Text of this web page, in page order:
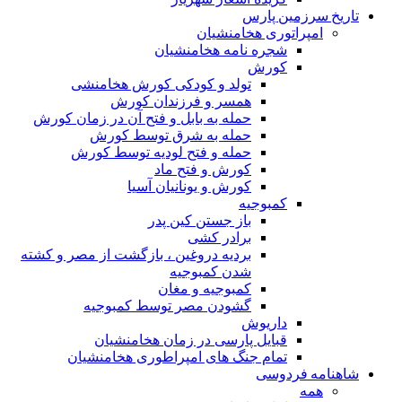
تاریخ سرزمین پارس
امپراتوری هخامنشیان
شجره نامه هخامنشیان
کورش
تولد و کودکی کورش هخامنشی
همسر و فرزندان کورش
حمله به بابل و فتح آن در زمان کورش
حمله به شرق توسط کورش
حمله و فتح لودیه توسط کورش
کورش و فتح ماد
کورش و یونانیان آسیا
کمبوجیه
باز جستن کین پدر
برادر کشی
بردیه دروغین ، بازگشت از مصر و کشته
شدن کمبوجیه
کمبوجیه و مغان
گشودن مصر توسط کمبوجیه
داریوش
قبایل پارسی در زمان هخامنشیان
تمام جنگ های امپراطوری هخامنشیان
شاهنامه فردوسی
همه